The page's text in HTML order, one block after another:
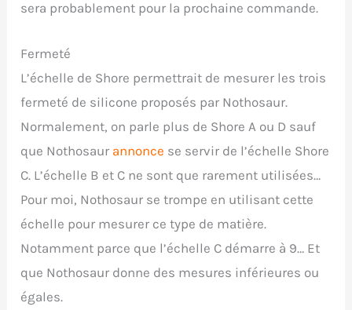
sera probablement pour la prochaine commande.
Fermeté
L’échelle de Shore permettrait de mesurer les trois
fermeté de silicone proposés par Nothosaur.
Normalement, on parle plus de Shore A ou D sauf
que Nothosaur annonce se servir de l’échelle Shore
C. L’échelle B et C ne sont que rarement utilisées…
Pour moi, Nothosaur se trompe en utilisant cette
échelle pour mesurer ce type de matière.
Notamment parce que l’échelle C démarre à 9… Et
que Nothosaur donne des mesures inférieures ou
égales.